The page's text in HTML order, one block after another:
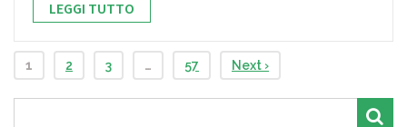
LEGGI TUTTO
1 2 3 … 57 Next ›